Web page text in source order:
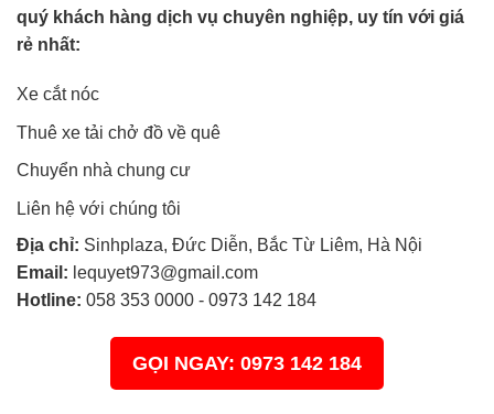
quý khách hàng dịch vụ chuyên nghiệp, uy tín với giá
rẻ nhất:
Xe cắt nóc
Thuê xe tải chở đồ về quê
Chuyển nhà chung cư
Liên hệ với chúng tôi
Địa chỉ: Sinhplaza, Đức Diễn, Bắc Từ Liêm, Hà Nội
Email: lequyet973@gmail.com
Hotline: 058 353 0000 - 0973 142 184
GỌI NGAY: 0973 142 184